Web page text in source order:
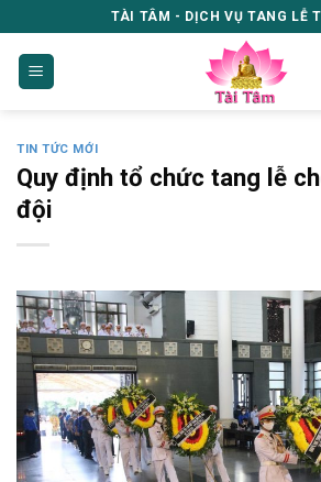
to
content
TÀI TÂM - DỊCH VỤ TANG LỄ
TIN TỨC MỚI
Quy định tổ chức tang lễ
đội